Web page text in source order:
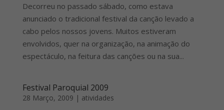
Decorreu no passado sábado, como estava
anunciado o tradicional festival da canção levado a
cabo pelos nossos jovens. Muitos estiveram
envolvidos, quer na organização, na animação do
espectáculo, na feitura das canções ou na sua...
Festival Paroquial 2009
28 Março, 2009 | atividades